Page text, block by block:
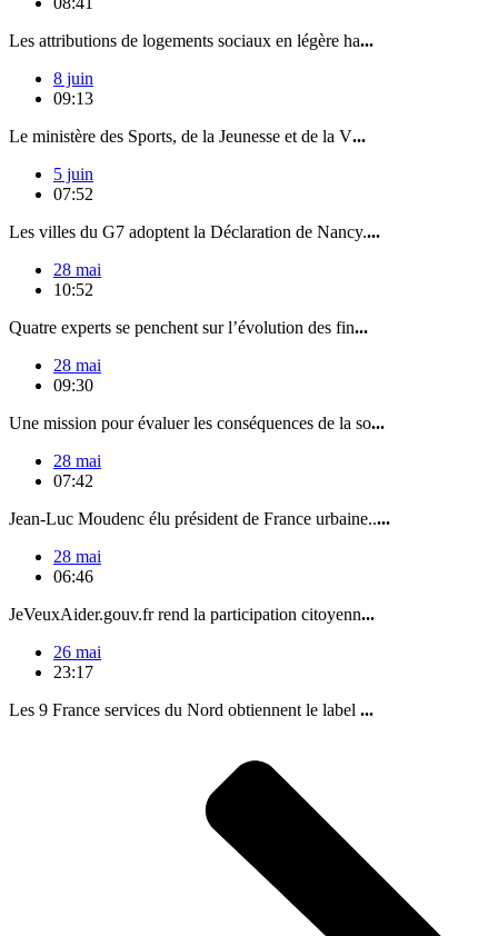
Les attributions de logements sociaux en légère ha...
8 juin
09:13
Le ministère des Sports, de la Jeunesse et de la V...
5 juin
07:52
Les villes du G7 adoptent la Déclaration de Nancy....
28 mai
10:52
Quatre experts se penchent sur l’évolution des fin...
28 mai
09:30
Une mission pour évaluer les conséquences de la so...
28 mai
07:42
Jean-Luc Moudenc élu président de France urbaine.....
28 mai
06:46
JeVeuxAider.gouv.fr rend la participation citoyenn...
26 mai
23:17
Les 9 France services du Nord obtiennent le label ...